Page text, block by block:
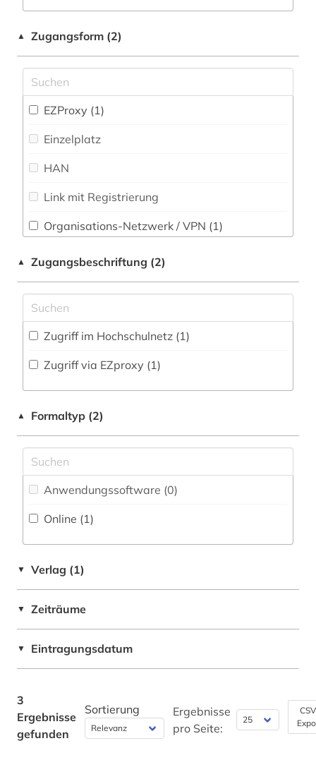
Rechtswissenschaft (0)
Romanistik (0)
Slavistik (0)
Soziologie (0)
Fertigungstechnik (3)
Wirtschaftswissenschaften (0)
Museumswesen (0)
▲ Zugangsform (2)
EZProxy (1)
Einzelplatz
HAN
Link mit Registrierung
Organisations-Netzwerk / VPN (1)
Shibboleth
Zugriff vor Ort
▲ Zugangsbeschriftung (2)
Zugriff im Hochschulnetz (1)
Zugriff via EZproxy (1)
▲ Formaltyp (2)
Anwendungssoftware (0)
Online (1)
▼ Verlag (1)
▼ Zeiträume
▼ Eintragungsdatum
3
Ergebnisse
gefunden
Sortierung
Ergebnisse
pro Seite: